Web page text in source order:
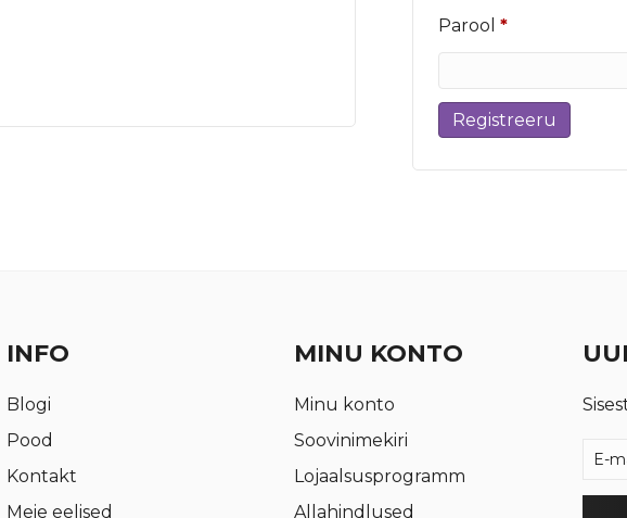
Parool*Nõutud
Registreeru
INFO
Blogi
Pood
Kontakt
Meie eelised
MINU KONTO
Minu konto
Soovinimekiri
Lojaalsusprogramm
Allahindlused